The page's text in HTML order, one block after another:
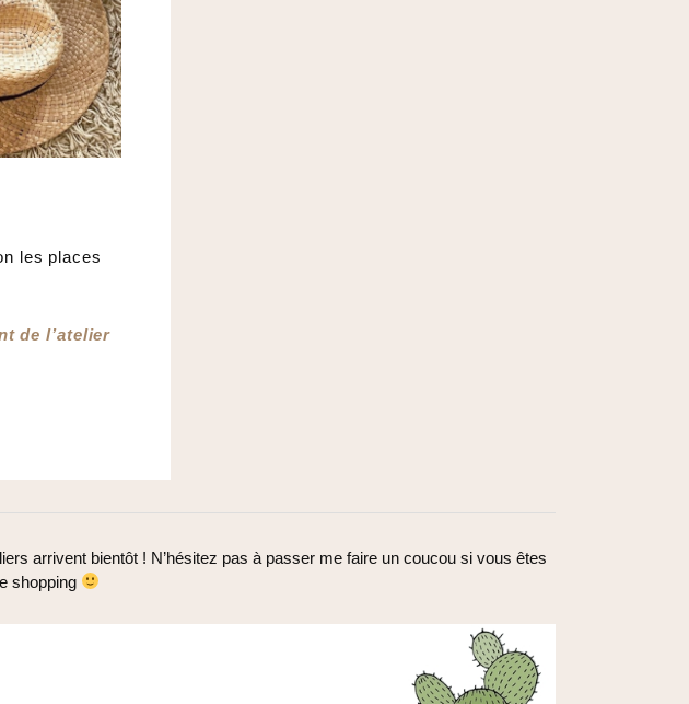
les places
de l’atelier
arrivent bientôt ! N’hésitez pas à passer me faire un coucou si vous êtes
shopping